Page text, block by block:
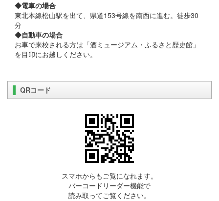
◆電車の場合
東北本線松山駅を出て、県道153号線を南西に進む。徒歩30
分
◆自動車の場合
お車で来校される方は「酒ミュージアム・ふるさと歴史館」
を目印にお越しください。
QRコード
スマホからもご覧になれます。
バーコードリーダー機能で
読み取ってご覧ください。